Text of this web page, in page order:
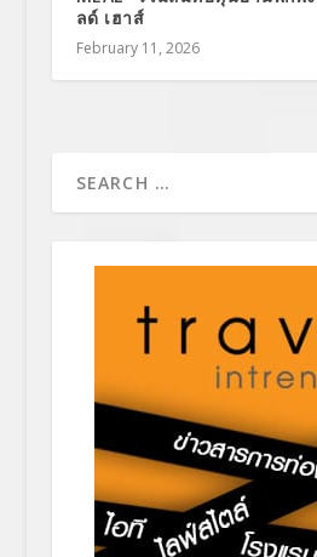
ลด์ เฮาส์
February 11, 2026